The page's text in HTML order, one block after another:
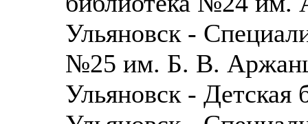
Ульяновск -
№25 им. Б. В.
Ульяновск - Детская